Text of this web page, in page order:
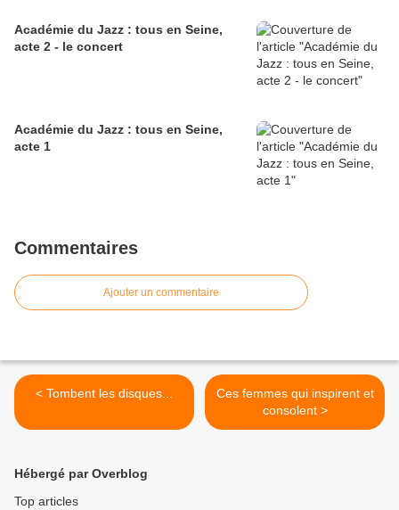
Académie du Jazz : tous en Seine,
acte 2 - le concert
Académie du Jazz : tous en Seine,
acte 1
Commentaires
Ajouter un commentaire
< Tombent les disques...
Ces femmes qui inspirent et
consolent >
Hébergé par Overblog
Top articles